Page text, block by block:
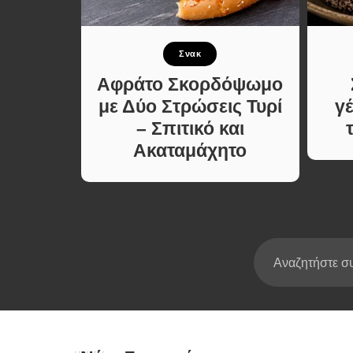
Σούπες
Συνταγές
Σνακ
Αφράτο Σκορδόψωμο
με Δύο Στρώσεις Τυρί
– Σπιτικό και
Ακαταμάχητο